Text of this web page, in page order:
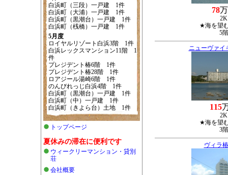
78
2K
★海を望
5階
ニューヴァイ
115
2K
★海を望
3階
ヴィラ
白浜町（三段）一戸建 1件
白浜町（大浦）一戸建 1件
白浜町（黒潮台）一戸建 1件
白浜町（桟橋）一戸建 1件
5月度
ロイヤルリゾート白浜3階 1件
白浜レックスマンション11階 1
件
プレジデント椿6階 1件
プレジデント椿28階 1件
ロアジール湯崎6階 1件
のんびれっじ白浜4階 1件
白浜町（黒潮台）一戸建 1件
白浜町（中）一戸建 1件
白浜町（きよら台）土地 1件
トップページ
夏休みの滞在に便利です
ウィークリーマンション・貸別
荘
会社概要